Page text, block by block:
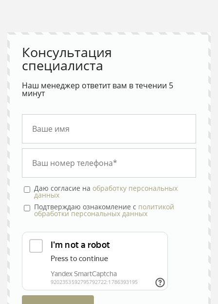
Консультация
специалиста
Наш менеджер ответит вам в течении 5
минут
Даю согласие на обработку персональных
данных
Подтверждаю ознакомление с политикой
обработки персональных данных